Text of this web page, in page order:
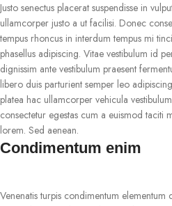
Justo senectus placerat suspendisse in
ullamcorper justo a ut facilisi. Donec
tempus rhoncus in interdum tempus mi
phasellus adipiscing. Vitae vestibulum id
dignissim ante vestibulum praesent
libero duis parturient semper leo
platea hac ullamcorper vehicula
consectetur egestas cum a euismod taciti
lorem. Sed aenean.
Condimentum enim
Venenatis turpis condimentum